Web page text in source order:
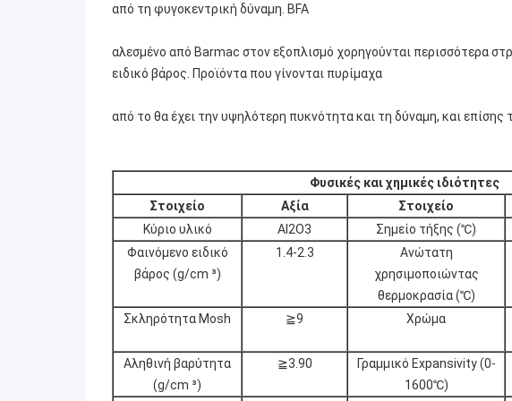
από τη φυγοκεντρική δύναμη. BFA
αλεσμένο από Barmac στον εξοπλισμό χορηγούνται περισσότερα
ειδικό βάρος. Προϊόντα που γίνονται πυρίμαχα
από το θα έχει την υψηλότερη πυκνότητα και τη δύναμη, και επίσης
Φυσικές και χημικές ιδιότητες
Στοιχείο
Αξία
Στοιχείο
Κύριο υλικό
Al2O3
Σημείο τήξης (℃)
Φαινόμενο ειδικό
βάρος (g/cm ³)
1.4-2.3
Ανώτατη
χρησιμοποιώντας
θερμοκρασία (℃)
Σκληρότητα Mosh
≧9 Χρώμα
Αληθινή βαρύτητα
(g/cm ³)
≧3.90
Γραμμικό Expansivity (0-
1600℃)